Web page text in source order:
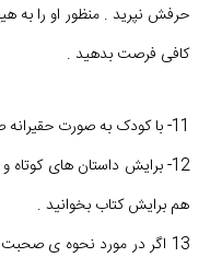
حرفش نپرید . منظور او را به
کافی فرصت بدهید .
11- با کودک به صورت حقیرانه صحبت نکنید .
12- برایش داستان های
هم برایش کتاب بخوانید .
13 اگر در مورد نحوه ی